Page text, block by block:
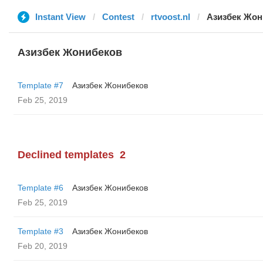
Instant View Contest rtvoost.nl Азизбек
Азизбек Жонибеков
Template #7
Азизбек Жонибеков
Feb 25, 2019
Declined templates 2
Template #6
Азизбек Жонибеков
Feb 25, 2019
Template #3
Азизбек Жонибеков
Feb 20, 2019